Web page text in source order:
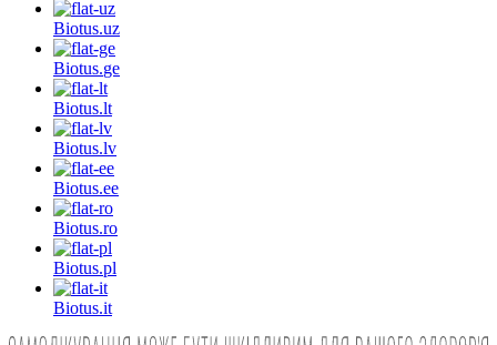
Biotus.uz
Biotus.ge
Biotus.lt
Biotus.lv
Biotus.ee
Biotus.ro
Biotus.pl
Biotus.it